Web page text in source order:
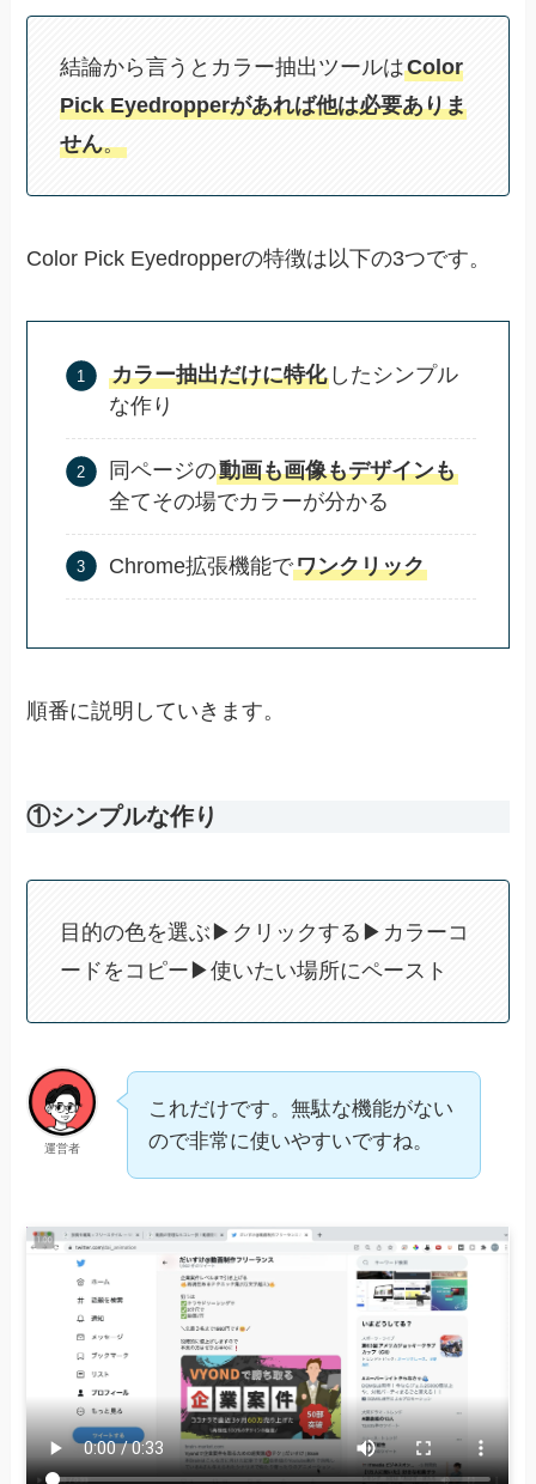
結論から言うとカラー抽出ツールはColor
Pick Eyedropperがあれば他は必要ありま
せん。
Color Pick Eyedropperの特徴は以下の3つです。
カラー抽出だけに特化したシンプル
な作り
同ページの動画も画像もデザインも
全てその場でカラーが分かる
Chrome拡張機能でワンクリック
順番に説明していきます。
①シンプルな作り
目的の色を選ぶ▶︎クリックする▶︎カラーコ
ードをコピー▶︎使いたい場所にペースト
運営者
これだけです。無駄な機能がない
ので非常に使いやすいですね。